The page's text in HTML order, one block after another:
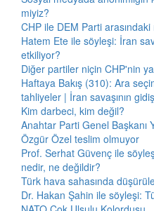
miyiz?
CHP ile DEM Parti arasındaki
Hatem Ete ile söyleşi: İran
etkiliyor?
Diğer partiler niçin CHP'nin
Haftaya Bakış (310): Ara
tahliyeler | İran savaşının
Kim darbeci, kim değil?
Anahtar Parti Genel Başkanı
Özgür Özel teslim olmuyor
Prof. Serhat Güvenç ile
nedir, ne değildir?
Türk hava sahasında
Dr. Hakan Şahin ile söyleşi: